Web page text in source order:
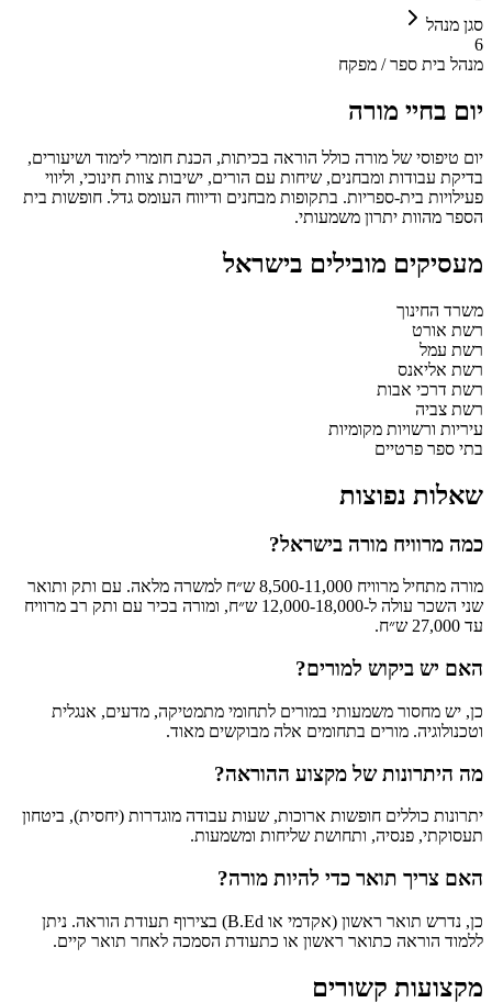
סגן מנהל
6
מנהל בית ספר / מפקח
יום בחיי מורה
יום טיפוסי של מורה כולל הוראה בכיתות, הכנת חומרי לימוד ושיעורים,
בדיקת עבודות ומבחנים, שיחות עם הורים, ישיבות צוות חינוכי, וליווי
פעילויות בית-ספריות. בתקופות מבחנים ודיווח העומס גדל. חופשות בית
הספר מהוות יתרון משמעותי.
מעסיקים מובילים בישראל
משרד החינוך
רשת אורט
רשת עמל
רשת אליאנס
רשת דרכי אבות
רשת צביה
עיריות ורשויות מקומיות
בתי ספר פרטיים
שאלות נפוצות
כמה מרוויח מורה בישראל?
מורה מתחיל מרוויח 8,500-11,000 ש״ח למשרה מלאה. עם ותק ותואר
שני השכר עולה ל-12,000-18,000 ש״ח, ומורה בכיר עם ותק רב מרוויח
עד 27,000 ש״ח.
האם יש ביקוש למורים?
כן, יש מחסור משמעותי במורים לתחומי מתמטיקה, מדעים, אנגלית
וטכנולוגיה. מורים בתחומים אלה מבוקשים מאוד.
מה היתרונות של מקצוע ההוראה?
יתרונות כוללים חופשות ארוכות, שעות עבודה מוגדרות (יחסית), ביטחון
תעסוקתי, פנסיה, ותחושת שליחות ומשמעות.
האם צריך תואר כדי להיות מורה?
כן, נדרש תואר ראשון (אקדמי או B.Ed) בצירוף תעודת הוראה. ניתן
ללמוד הוראה כתואר ראשון או כתעודת הסמכה לאחר תואר קיים.
מקצועות קשורים